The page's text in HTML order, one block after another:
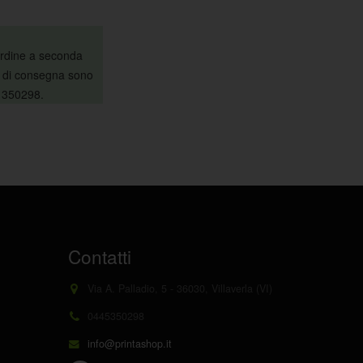
a seconda
consegna sono
Contatti
info@printashop.it